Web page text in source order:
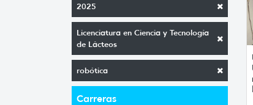
2025
Licenciatura en Ciencia y Tecnología
de Lácteos
robótica
Carreras